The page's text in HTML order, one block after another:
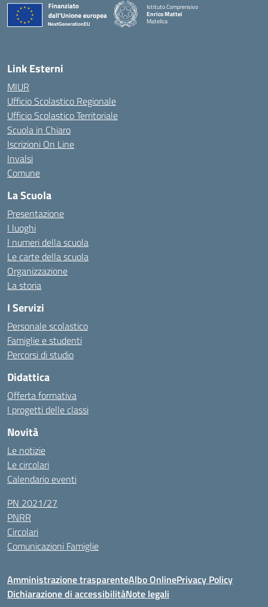
Istituto Comprensivo
Enrico Mattei
Matelica
Link Esterni
MIUR
Ufficio Scolastico Regionale
Ufficio Scolastico Territoriale
Scuola in Chiaro
Iscrizioni On Line
Invalsi
Comune
La Scuola
Presentazione
I luoghi
I numeri della scuola
Le carte della scuola
Organizzazione
La storia
I Servizi
Personale scolastico
Famiglie e studenti
Percorsi di studio
Didattica
Offerta formativa
I progetti delle classi
Novità
Le notizie
Le circolari
Calendario eventi
PN 2021/27
PNRR
Circolari
Comunicazioni Famiglie
Amministrazione trasparenteAlbo OnlinePrivacy Policy
Dichiarazione di accessibilitàNote legali